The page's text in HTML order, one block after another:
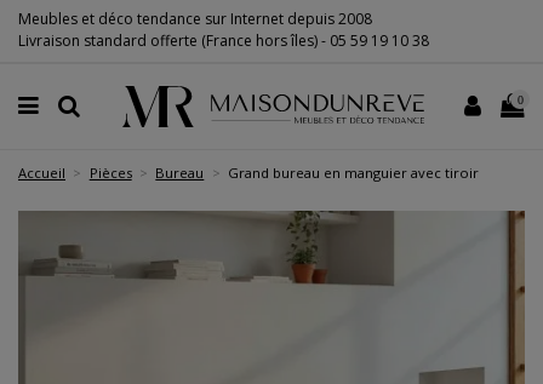
Meubles et déco tendance sur Internet depuis 2008
Livraison standard offerte (France hors îles) - 05 59 19 10 38
0
Accueil Pièces Bureau Grand bureau en manguier avec tiroir